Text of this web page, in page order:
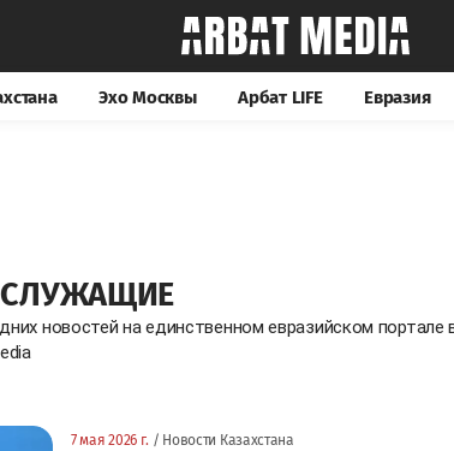
Эхо Москвы Арбат LIFE Евразия
новостей на единственном евразийском
7 мая 2026 г. / Новости Казахстана